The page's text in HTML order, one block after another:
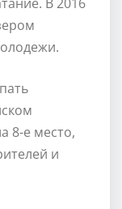
8-е место,
и